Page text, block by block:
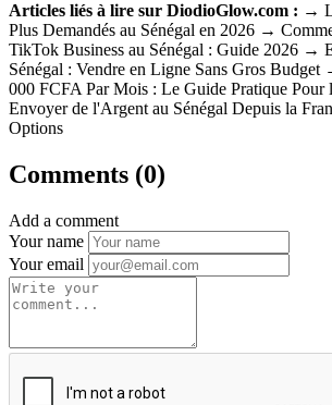
Articles liés à lire sur DiodioGlow.com : →
Plus Demandés au Sénégal en 2026 →
TikTok Business au Sénégal : Guide 2026 →
Sénégal : Vendre en Ligne Sans Gros
000 FCFA Par Mois : Le Guide Pratique Pour
Envoyer de l'Argent au Sénégal Depuis la
Options
Comments (0)
Add a comment
Your name
Your email